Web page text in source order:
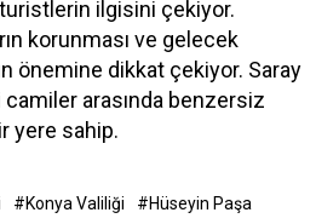
ilgisini çekiyor.
korunması ve gelecek
önemine dikkat çekiyor. Saray
camiler arasında benzersiz
yere sahip.
#Konya Valiliği
#Hüseyin Paşa